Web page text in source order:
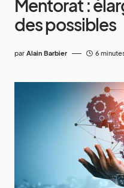
Mentorat :
des possibles
par Alain Barbier 6